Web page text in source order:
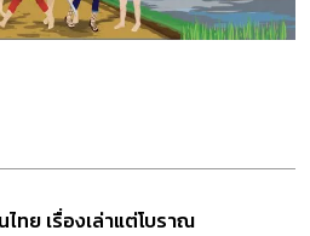
ทย เรื่องเล่าแต่โบราณ